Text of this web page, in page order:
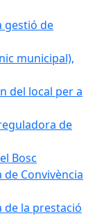
gestió de
municipal),
del local per a
de
Bosc
Convivència
la prestació